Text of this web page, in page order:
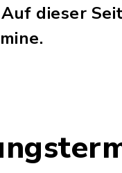
dieser